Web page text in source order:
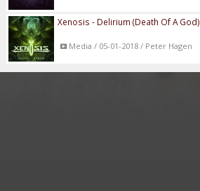
Xenosis - Delirium (Death Of A God)
Media / 05-01-2018 / Peter Hagen